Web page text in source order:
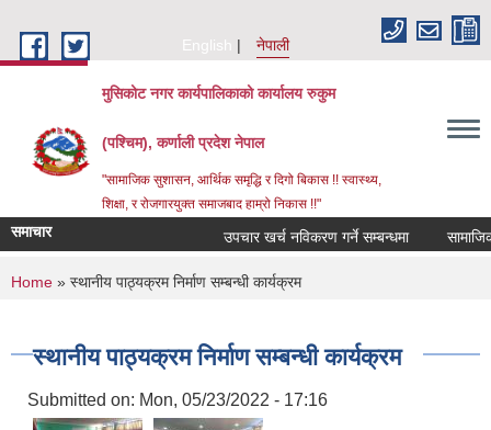
English
नेपाली
मुसिकोट नगर कार्यपालिकाको कार्यालय रुकुम
(पश्चिम), कर्णाली प्रदेश नेपाल
"सामाजिक सुशासन, आर्थिक समृद्धि र दिगो बिकास !! स्वास्थ्य,
शिक्षा, र रोजगारयुक्त समाजबाद हाम्रो निकास !!"
समाचार उपचार खर्च नविकरण गर्ने सम्बन्धमा
You are here
Home » स्थानीय पाठ्यक्रम निर्माण सम्बन्धी कार्यक्रम
स्थानीय पाठ्यक्रम निर्माण सम्बन्धी कार्यक्रम
Submitted on: Mon, 05/23/2022 - 17:16